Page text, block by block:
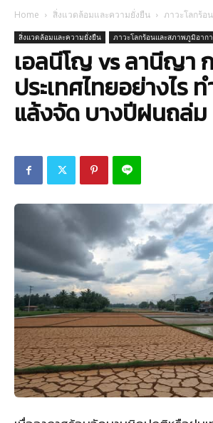
Home สิ่งแวดล้อมและความยั่งยืน ภาวะโลกร้อ
สิ่งแวดล้อมและความยั่งยืน ภาวะโลกร้อนและสภาพภูมิอาก
เอลนีโญ vs ลานีญา
ประเทศไทยอย่างไร
แล้งจัด บางปีฝนถล่ม